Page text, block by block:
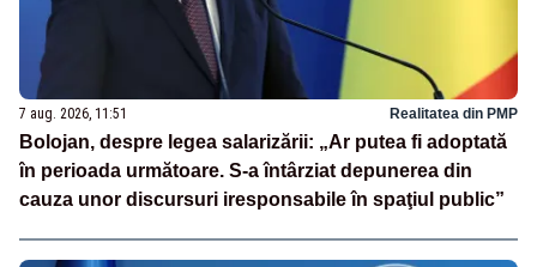
7 aug. 2026, 11:51 Realitatea din PMP
Bolojan, despre legea salarizării: „Ar putea fi adoptată
în perioada următoare. S-a întârziat depunerea din
cauza unor discursuri iresponsabile în spaţiul public”